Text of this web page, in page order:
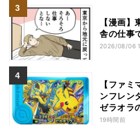
【漫画
舎の仕事
2026/08/06
【ファ
ンフレン
ゼラオラ
もらえる
19時間前